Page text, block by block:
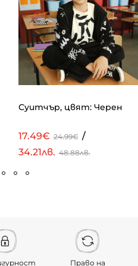
Суитчър, цвят: Черен
17.49€ 24.99€ /
34.21лв. 48.88лв.
Право на